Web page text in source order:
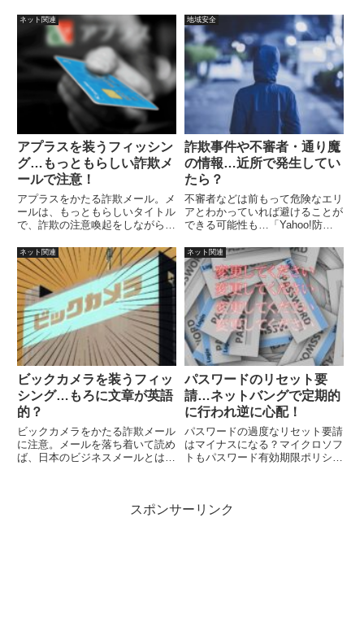
かな住所も欲しい。個人情報を利
用して、有利にネットでの商売を
行うには、このように思うことも
多いでしょう。
信することはありません。」と明
記されています。
ネット関連
アプラスを装うフィッシン
グ…もっともらしい詐欺メ
ールで注意！
アプラスをかたる詐欺メール。メ
ールは、もっともらしいタイトル
で、詐欺の注意喚起をしながら騙
地域安全
詐欺事件や不審者・通り魔
の情報…近所で発生してい
たら？
不審者などは前もって危険なエリ
アとわかっていれば避けることが
できる可能性も…「Yahoo!防災
防犯情報も受信が可能です。しか
し、残念ながら、東京都は現在エ
リア外になっていますので、この
サービスはいかが？
ネット関連
ビックカメラを装うフィッ
シング…もろに文章が英語
的？
ビックカメラをかたる詐欺メール
に注意。メールを落ち着いて読め
ば、日本のビジネスメールとは思
ネット関連
パスワードのリセット要
請…ネットバングで定期的
に行われ逆に心配！
パスワードの過度なリセット要請
はマイナスになる？マイクロソフ
トもパスワード有効期限ポリシー
更するとか、他人でも見えるとこ
スポンサーリンク